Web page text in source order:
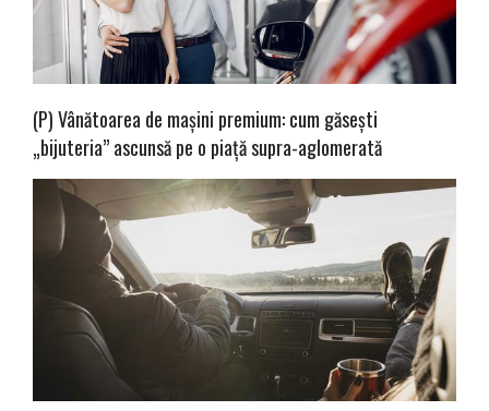
(P) Vânătoarea de mașini premium: cum găsești
„bijuteria” ascunsă pe o piață supra-aglomerată